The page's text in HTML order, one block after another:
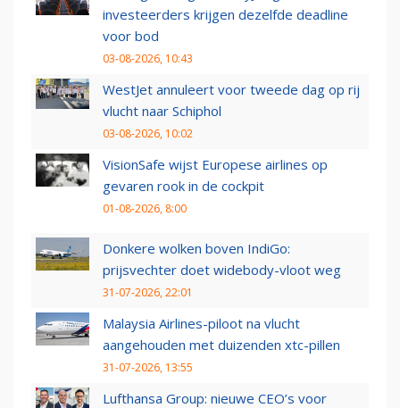
investeerders krijgen dezelfde deadline
voor bod
03-08-2026, 10:43
WestJet annuleert voor tweede dag op rij
vlucht naar Schiphol
03-08-2026, 10:02
VisionSafe wijst Europese airlines op
gevaren rook in de cockpit
01-08-2026, 8:00
Donkere wolken boven IndiGo:
prijsvechter doet widebody-vloot weg
31-07-2026, 22:01
Malaysia Airlines-piloot na vlucht
aangehouden met duizenden xtc-pillen
31-07-2026, 13:55
Lufthansa Group: nieuwe CEO’s voor